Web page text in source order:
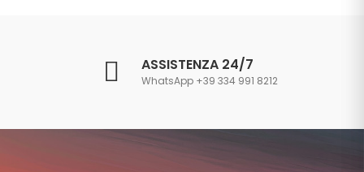
ASSISTENZA 24/7
WhatsApp +39 334 991 8212